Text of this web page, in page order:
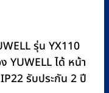
รุ่น YX110
ได้ หน้า
รับประกัน 2 ปี